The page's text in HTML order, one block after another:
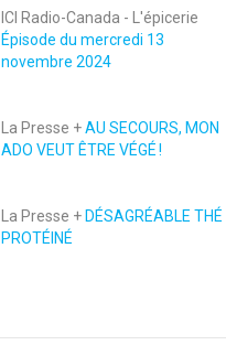
ICI Radio-Canada - L'épicerie
Épisode du mercredi 13
novembre 2024
La Presse +AU SECOURS, MON
ADO VEUT ÊTRE VÉGÉ !
La Presse + DÉSAGRÉABLE THÉ
PROTÉINÉ